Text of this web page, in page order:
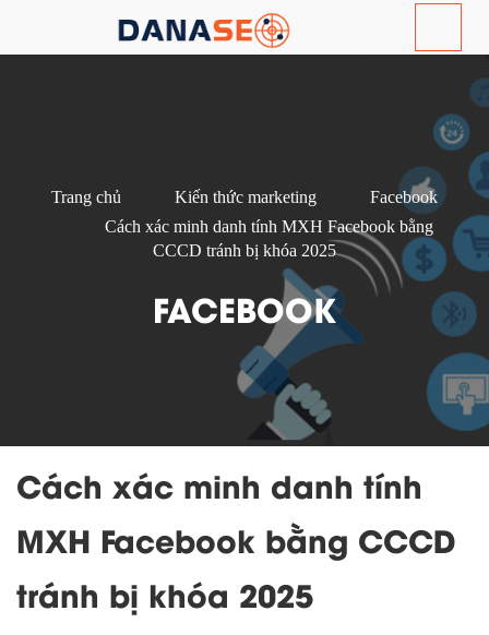
Trang chủ Kiến thức marketing
Facebook
Cách xác minh danh tính MXH Facebook bằng
CCCD tránh bị khóa 2025
FACEBOOK
Cách xác minh danh tính
MXH Facebook bằng CCCD
tránh bị khóa 2025